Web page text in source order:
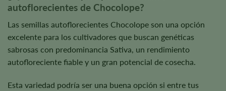
autoflorecientes de Chocolope?
Las semillas autoflorecientes Chocolope son una opción
excelente para los cultivadores que buscan genéticas
sabrosas con predominancia Sativa, un rendimiento
autofloreciente fiable y un gran potencial de cosecha.
Esta variedad podría ser una buena opción si entre tus